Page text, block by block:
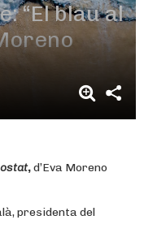
“El blau al
,d’Eva Moreno
presidenta del